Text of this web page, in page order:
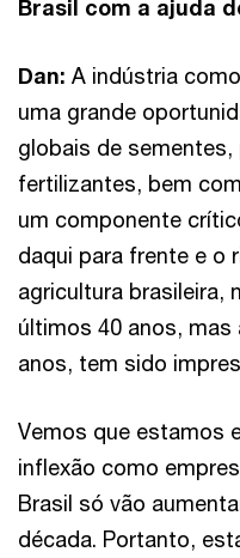
Brasil com a ajuda
Dan: A indústria
uma grande
globais de
fertilizantes, bem
um componente
daqui para frente e o
agricultura brasileira,
últimos 40 anos,
anos, tem sido
Vemos que estamos
inflexão como
Brasil só vão
década. Portanto,